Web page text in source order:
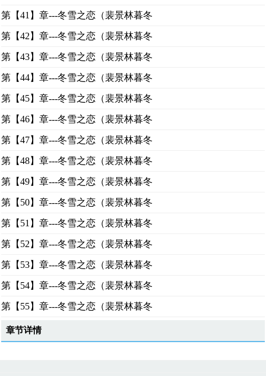
第【41】章---冬雪之恋（裴景林暮冬
第【42】章---冬雪之恋（裴景林暮冬
第【43】章---冬雪之恋（裴景林暮冬
第【44】章---冬雪之恋（裴景林暮冬
第【45】章---冬雪之恋（裴景林暮冬
第【46】章---冬雪之恋（裴景林暮冬
第【47】章---冬雪之恋（裴景林暮冬
第【48】章---冬雪之恋（裴景林暮冬
第【49】章---冬雪之恋（裴景林暮冬
第【50】章---冬雪之恋（裴景林暮冬
第【51】章---冬雪之恋（裴景林暮冬
第【52】章---冬雪之恋（裴景林暮冬
第【53】章---冬雪之恋（裴景林暮冬
第【54】章---冬雪之恋（裴景林暮冬
第【55】章---冬雪之恋（裴景林暮冬
章节详情